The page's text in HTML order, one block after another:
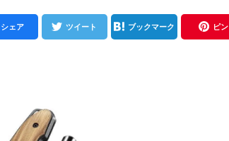
シェア ツイート ブックマーク ピン